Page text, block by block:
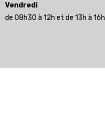
Vendredi
de 08h30 à 12h et de 13h à 16h